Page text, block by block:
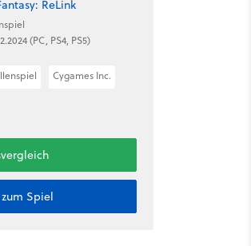
ReLink
(PC, PS4, PS5)
Cygames Inc.
Spiel